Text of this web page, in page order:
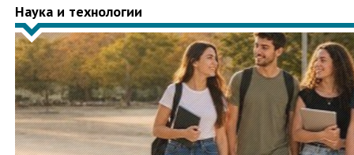
Наука и технологии